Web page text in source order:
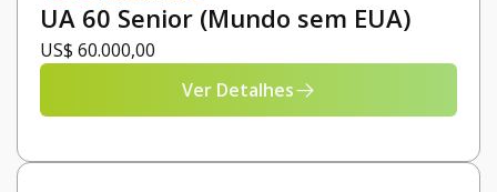
UA 60 Senior (Mundo sem EUA)
US$ 60.000,00
Ver Detalhes